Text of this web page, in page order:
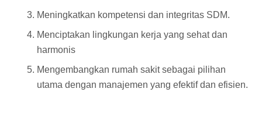
Meningkatkan kompetensi dan integritas SDM.
Menciptakan lingkungan kerja yang sehat dan
harmonis
Mengembangkan rumah sakit sebagai pilihan
utama dengan manajemen yang efektif dan efisien.